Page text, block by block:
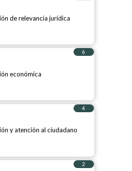
de relevancia jurídica
6
económica
4
y atención al ciudadano
2